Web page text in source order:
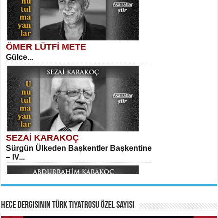
MEHMET TAŞTAN
Vagon’da Bir Şairle...
SITKI CANEY
Oruçla Devrim ve Özgürlüğe…...
Mehmet Çoban
Elmira...
Suavi Kemal Yazgıç
Yılkılar...
ÖMER LÜTFİ METE
Gülce...
SEZAİ KARAKOÇ
Sürgün Ülkeden Başkentler Başkentine
– IV...
Hece Dergisinin Türk Tiyatrosu Özel Sayısı